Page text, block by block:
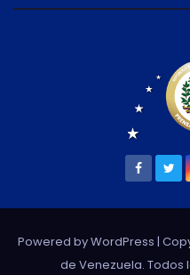
Powered by WordPress |
de Venezuela. Todos